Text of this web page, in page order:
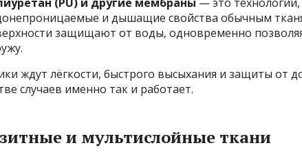
и дышащие свойства обычным
защищают от воды, одновременно
ждут лёгкости, быстрого высыхания и защиты от
случаев именно так и работает.
и мультислойные ткани